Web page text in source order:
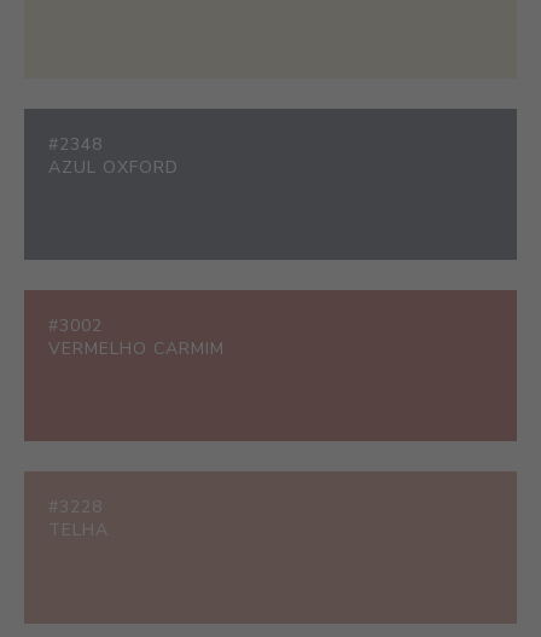
#2348
AZUL OXFORD
#3002
VERMELHO CARMIM
#3228
TELHA